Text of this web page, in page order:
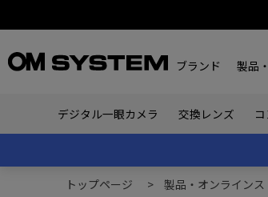
ブランド 製品
デジタル一眼カメラ 交換レンズ
トップページ > 製品・オンラインス